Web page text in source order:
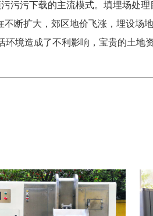
污污下载的主流模式。填埋场处
断扩大，郊区地价飞涨，埋设场
境造成了不利影响，宝贵的土地